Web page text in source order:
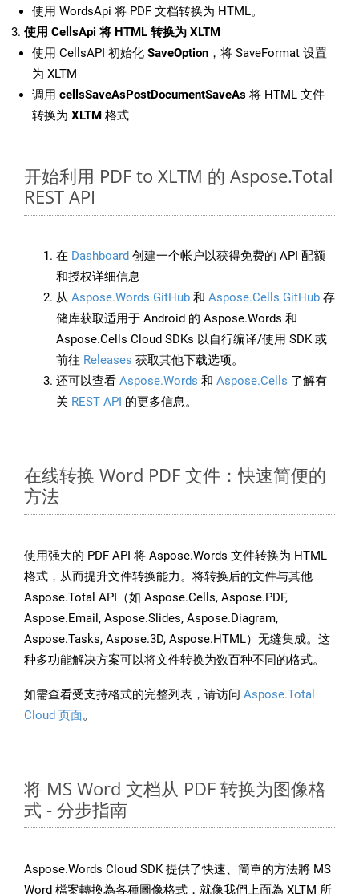
使用 WordsApi 将 PDF 文档转换为 HTML。
使用 CellsApi 将 HTML 转换为 XLTM
使用 CellsAPI 初始化 SaveOption ，将 SaveFormat 设置
为 XLTM
调用 cellsSaveAsPostDocumentSaveAs 将 HTML 文件
转换为 XLTM 格式
开始利用 PDF to XLTM 的 Aspose.Total
REST API
在 Dashboard 创建一个帐户以获得免费的 API 配额
和授权详细信息
从 Aspose.Words GitHub 和 Aspose.Cells GitHub 存
储库获取适用于 Android 的 Aspose.Words 和
Aspose.Cells Cloud SDKs 以自行编译/使用 SDK 或
前往 Releases 获取其他下载选项。
还可以查看 Aspose.Words 和 Aspose.Cells 了解有
关 REST API 的更多信息。
在线转换 Word PDF 文件：快速简便的
方法
使用强大的 PDF API 将 Aspose.Words 文件转换为 HTML
格式，从而提升文件转换能力。将转换后的文件与其他
Aspose.Total API（如 Aspose.Cells, Aspose.PDF,
Aspose.Email, Aspose.Slides, Aspose.Diagram,
Aspose.Tasks, Aspose.3D, Aspose.HTML）无缝集成。这
种多功能解决方案可以将文件转换为数百种不同的格式。
如需查看受支持格式的完整列表，请访问 Aspose.Total
Cloud 页面。
将 MS Word 文档从 PDF 转换为图像格
式 - 分步指南
Aspose.Words Cloud SDK 提供了快速、簡單的方法將 MS
Word 檔案轉換為各種圖像格式，就像我們上面為 XLTM 所